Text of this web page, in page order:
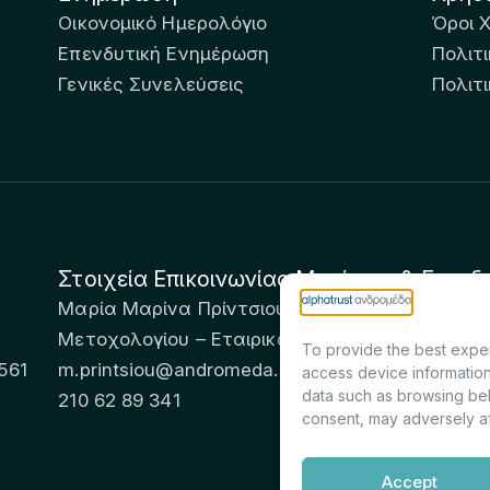
To provide the best
access device
data such as browsing
consent, may adversely
Accept
Οικονομικό Ημερολόγιο
Επενδυτική Ενημέρωση
Γενικές Συνελεύσεις
Όροι
Στοιχεία Επικοινωνίας Μετόχων &
Μαρία Μαρίνα Πρίντσιου – Corporate
Μετοχολογίου – Εταιρικών Ανακοινώσεων
m.printsiou@andromeda.eu
210 62 89 341